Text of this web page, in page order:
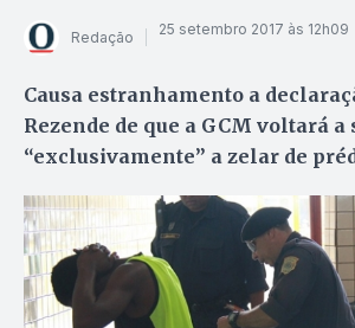
Redação 25 setembro 2017 às 12h09
Causa estranhamento a
Rezende de que a GCM voltará a
“exclusivamente” a zelar de